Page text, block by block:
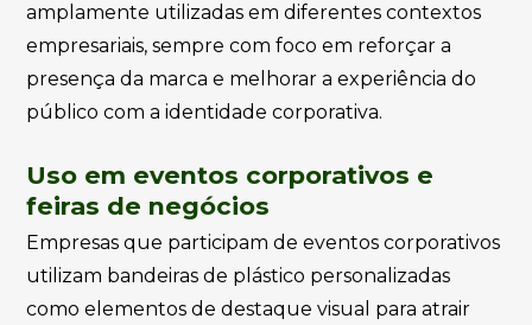
amplamente utilizadas em diferentes contextos
empresariais, sempre com foco em reforçar a
presença da marca e melhorar a experiência do
público com a identidade corporativa.
Uso em eventos corporativos e
feiras de negócios
Empresas que participam de eventos corporativos
utilizam bandeiras de plástico personalizadas
como elementos de destaque visual para atrair